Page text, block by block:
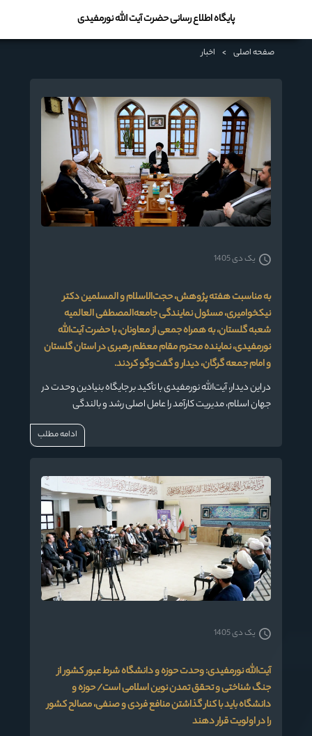
پایگاه اطلاع رسانی حضرت آیت الله نورمفیدی
صفحه اصلی > اخبار
به مناسبت هفته پژوهش، حجت‌الاسلام و المسلمین دکتر
نیکخوامیری، مسئول نمایندگی جامعه‌المصطفی العالمیه
شعبه گلستان، به همراه جمعی از معاونان، با حضرت آیت‌الله
نورمفیدی، نماینده محترم مقام معظم رهبری در استان گلستان
و امام جمعه گرگان، دیدار و گفت‌وگو کردند.
در این دیدار، آیت‌الله نورمفیدی با تأکید بر جایگاه بنیادین وحدت در
جهان اسلام، مدیریت کارآمد را عامل اصلی رشد و بالندگی
مجموعه‌ها دانستند و تصریح کردند:مدیریت موفق می‌تواند
یک دی 1405
ادامه مطلب
آیت‌الله نورمفیدی: وحدت حوزه و دانشگاه شرط عبور کشور از
جنگ شناختی و تحقق تمدن نوین اسلامی است/ حوزه و
دانشگاه باید با کنار گذاشتن منافع فردی و صنفی، مصالح کشور
را در اولویت قرار دهند
یک دی 1405